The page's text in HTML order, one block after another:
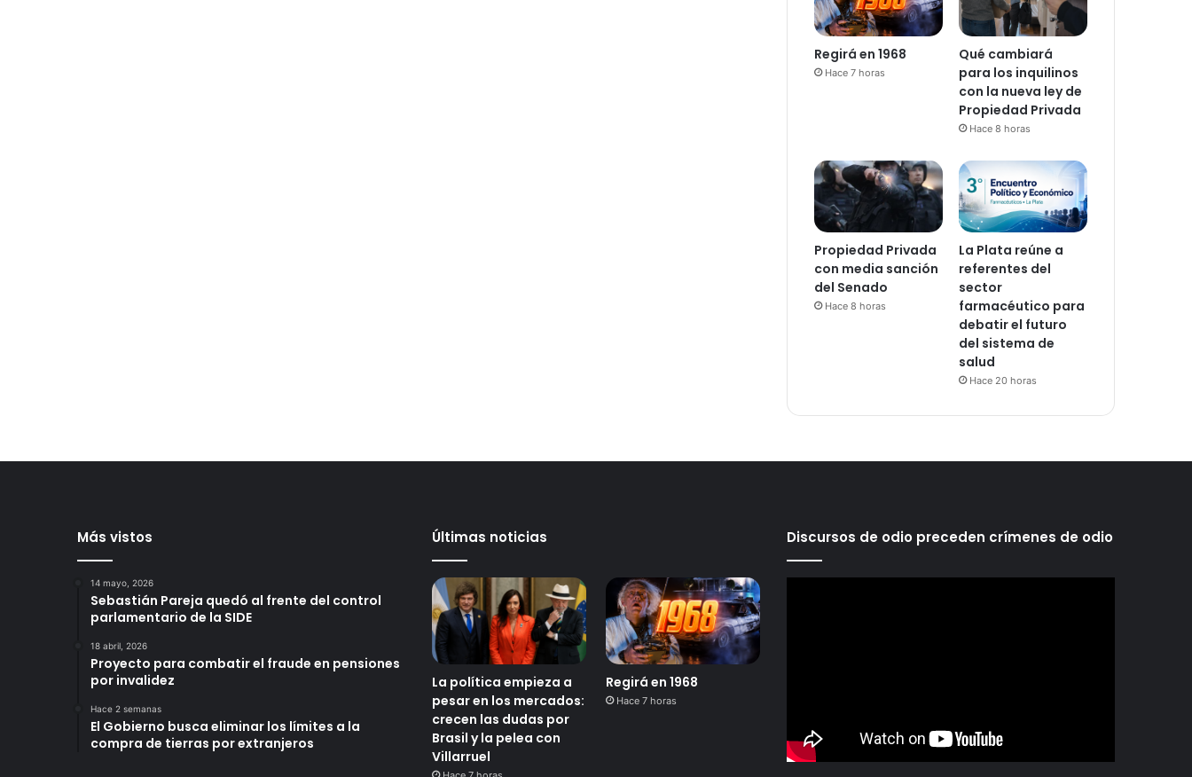
Regirá en 1968
Hace 7 horas
Qué cambiará
para los inquilinos
con la nueva ley de
Propiedad Privada
Hace 8 horas
Propiedad Privada
con media sanción
del Senado
Hace 8 horas
La Plata reúne a
referentes del
sector
farmacéutico para
debatir el futuro
del sistema de
salud
Hace 20 horas
Más vistos
14 mayo, 2026
Sebastián Pareja quedó al frente del control
parlamentario de la SIDE
18 abril, 2026
Proyecto para combatir el fraude en pensiones
por invalidez
Hace 2 semanas
El Gobierno busca eliminar los límites a la
compra de tierras por extranjeros
Últimas noticias
La política empieza a
pesar en los mercados:
crecen las dudas por
Brasil y la pelea con
Villarruel
Regirá en 1968
Hace 7 horas
Discursos de odio preceden crímenes de odio